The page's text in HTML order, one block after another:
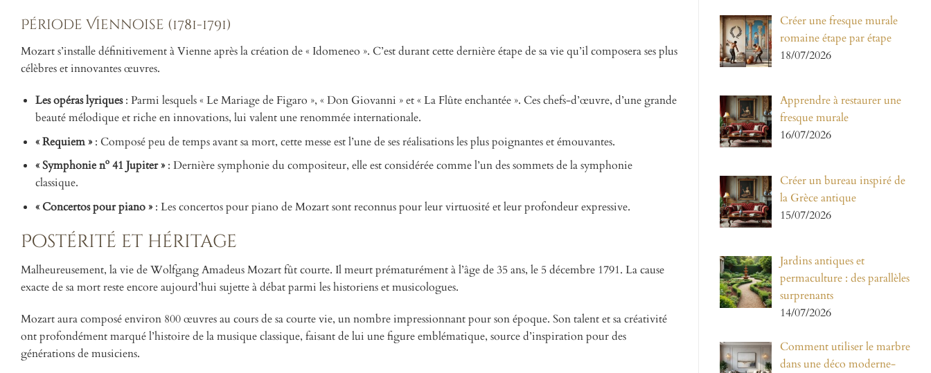
Période Viennoise (1781-1791)
Mozart s’installe définitivement à Vienne après la création de « Idomeneo ». C’est durant cette dernière étape de sa vie qu’il composera ses plus
célèbres et innovantes œuvres.
Les opéras lyriques: Parmi lesquels « Le Mariage de Figaro », « Don Giovanni » et « La Flûte enchantée ». Ces chefs-d’œuvre, d’une grande
beauté mélodique et riche en innovations, lui valent une renommée internationale.
« Requiem »: Composé peu de temps avant sa mort, cette messe est l’une de ses réalisations les plus poignantes et émouvantes.
« Symphonie nº 41 Jupiter »: Dernière symphonie du compositeur, elle est considérée comme l’un des sommets de la symphonie
classique.
« Concertos pour piano »: Les concertos pour piano de Mozart sont reconnus pour leur virtuosité et leur profondeur expressive.
Postérité et héritage
Malheureusement, la vie de Wolfgang Amadeus Mozart fût courte. Il meurt prématurément à l’âge de 35 ans, le 5 décembre 1791. La cause
exacte de sa mort reste encore aujourd’hui sujette à débat parmi les historiens et musicologues.
Mozart aura composé environ 800 œuvres au cours de sa courte vie, un nombre impressionnant pour son époque. Son talent et sa créativité
ont profondément marqué l’histoire de la musique classique, faisant de lui une figure emblématique, source d’inspiration pour des
générations de musiciens.
Créer une fresque murale
romaine étape par étape
18/07/2026
Apprendre à restaurer une
fresque murale
16/07/2026
Créer un bureau inspiré de
la Grèce antique
15/07/2026
Jardins antiques et
permaculture : des parallèles
surprenants
14/07/2026
Comment utiliser le marbre
dans une déco moderne-